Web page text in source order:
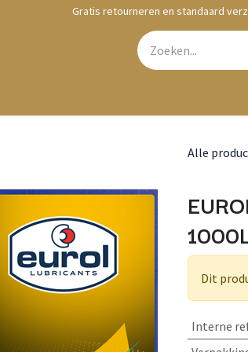
Gratis retourneren en standaard
Alle
Dit
Interne